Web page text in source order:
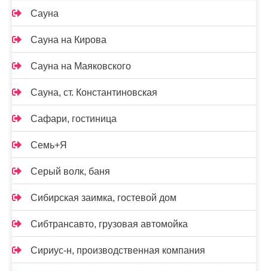
Сауна
Сауна на Кирова
Сауна на Маяковского
Сауна, ст. Константиновская
Сафари, гостиница
Семь+Я
Серый волк, баня
Сибирская заимка, гостевой дом
Сибтрансавто, грузовая автомойка
Сириус-н, производственная компания